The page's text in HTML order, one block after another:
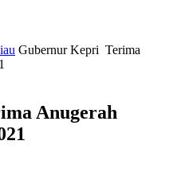
Gubernur Kepri Terima
Anugerah